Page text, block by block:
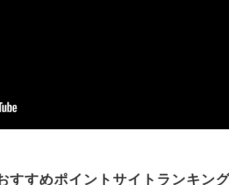
すすめポイントサイトランキン